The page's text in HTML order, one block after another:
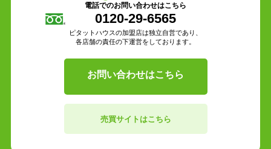
電話でのお問い合わせはこちら
0120-29-6565
ピタットハウスの加盟店は独立自営であり、
各店舗の責任の下運営をしております。
お問い合わせはこちら
売買サイトはこちら